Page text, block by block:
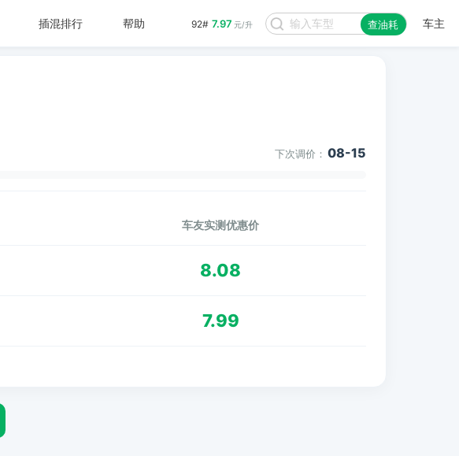
92# 7.97 元/升 查油耗 车主
插混排行 帮助
下次调价： 08-15
车友实测优惠价
8.08
7.99